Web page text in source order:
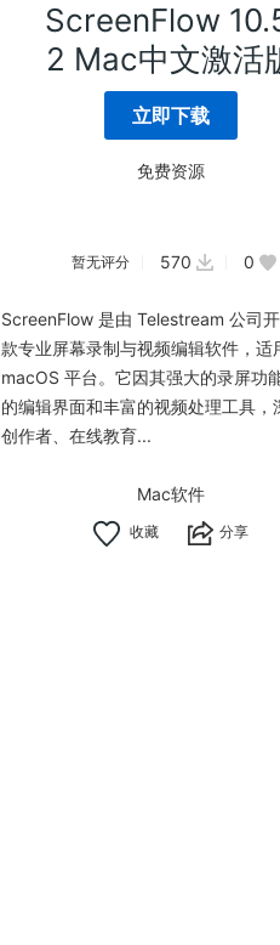
ScreenFlow
2 Mac中文激活
立即下载
免费资源
暂无评分 570 0
ScreenFlow 是由 Telestream 公司
款专业屏幕录制与视频编辑软件，适
macOS 平台。它因其强大的录屏功
的编辑界面和丰富的视频处理工具，
创作者、在线教育...
Mac软件
分享